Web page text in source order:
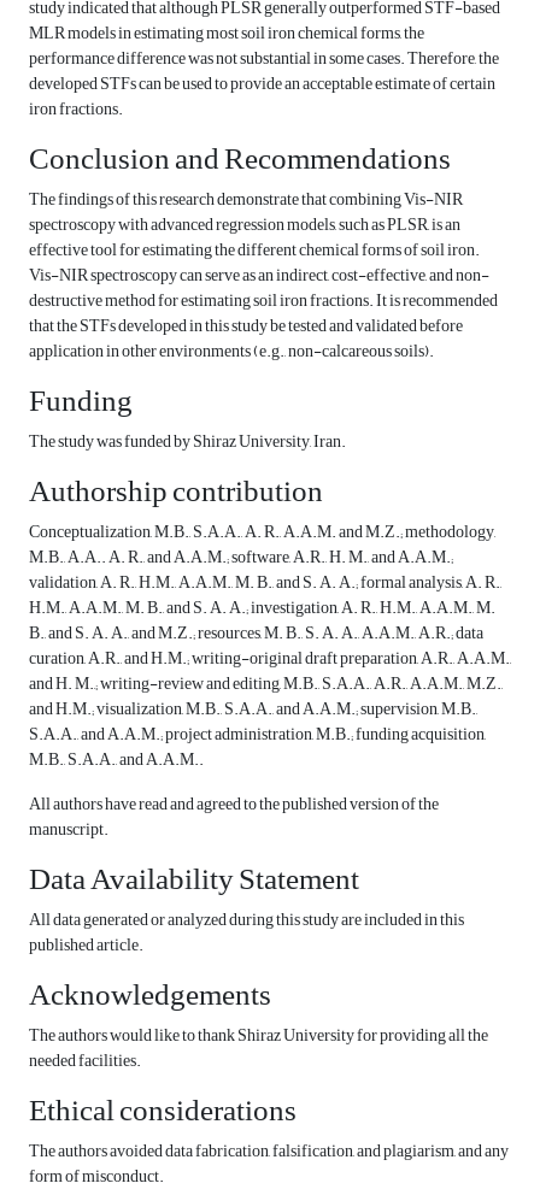
study indicated that although PLSR generally outperformed STF-based
MLR models in estimating most soil iron chemical forms, the
performance difference was not substantial in some cases. Therefore, the
developed STFs can be used to provide an acceptable estimate of certain
iron fractions.
Conclusion and Recommendations
The findings of this research demonstrate that combining Vis-NIR
spectroscopy with advanced regression models, such as PLSR, is an
effective tool for estimating the different chemical forms of soil iron.
Vis-NIR spectroscopy can serve as an indirect, cost-effective, and non-
destructive method for estimating soil iron fractions. It is recommended
that the STFs developed in this study be tested and validated before
application in other environments (e.g., non-calcareous soils).
Funding
The study was funded by Shiraz University, Iran.
Authorship contribution
Conceptualization, M.B., S.A.A., A. R., A.A.M. and M.Z.; methodology,
M.B., A.A.. A. R., and A.A.M.; software, A.R., H. M., and A.A.M.;
validation, A. R., H.M., A.A.M., M. B., and S. A. A.; formal analysis, A. R.,
H.M., A.A.M., M. B., and S. A. A.; investigation, A. R., H.M., A.A.M., M.
B., and S. A. A., and M.Z.; resources, M. B., S. A. A., A.A.M., A.R.; data
curation, A.R., and H.M.; writing-original draft preparation, A.R., A.A.M.,
and H. M.,; writing-review and editing, M.B., S.A.A., A.R., A.A.M., M.Z.,
and H.M.; visualization, M.B., S.A.A., and A.A.M.; supervision, M.B.,
S.A.A., and A.A.M.; project administration, M.B.; funding acquisition,
M.B., S.A.A., and A.A.M..
All authors have read and agreed to the published version of the
manuscript.
Data Availability Statement
All data generated or analyzed during this study are included in this
published article.
Acknowledgements
The authors would like to thank Shiraz University for providing all the
needed facilities.
Ethical considerations
The authors avoided data fabrication, falsification, and plagiarism, and any
form of misconduct.